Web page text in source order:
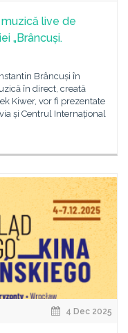
live de
„Brâncuși.
Brâncuși în
în direct, creată
Kiwer, vor fi prezentate
și Centrul Internațional
4 Dec 2025